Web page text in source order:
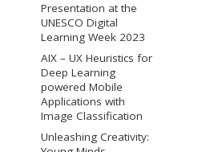
Presentation at the
UNESCO Digital
Learning Week 2023
AIX – UX Heuristics for
Deep Learning
powered Mobile
Applications with
Image Classification
Unleashing Creativity: